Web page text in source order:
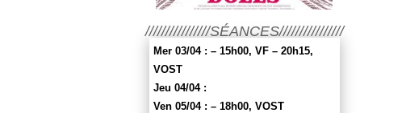
////////////////SÉANCES////////////////
Mer 03/04 : – 15h00, VF – 20h15,
VOST
Jeu 04/04 :
Ven 05/04 : – 18h00, VOST